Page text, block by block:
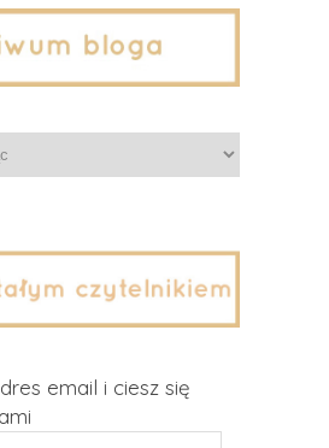
email i ciesz się